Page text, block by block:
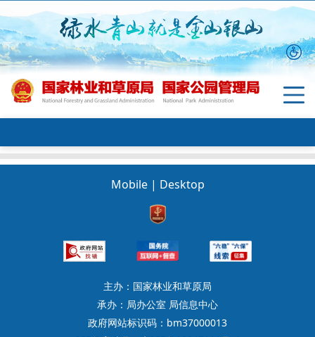
Mobile | Desktop
主办：国家林业和草原局
承办：局办公室 局信息中心
政府网站标识码：bm37000013